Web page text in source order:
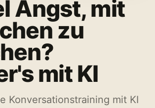
Angst, mit
zu
mit KI
Konversationstraining mit KI